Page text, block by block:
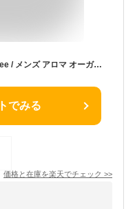
ヒノキの香り ヘアオイル 50ml meet tree / メンズ アロマ オーガニック ひのき 桧 檜 精油 洗い流さないトリートメント アウトバストリートメント ギフト 美容室 しっとりサラサラ ダメージケア スタイリング 高保湿
でみる
価格と在庫を楽天でチェック >>